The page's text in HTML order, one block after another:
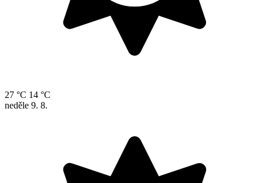
27 °C 14 °C
neděle 9. 8.